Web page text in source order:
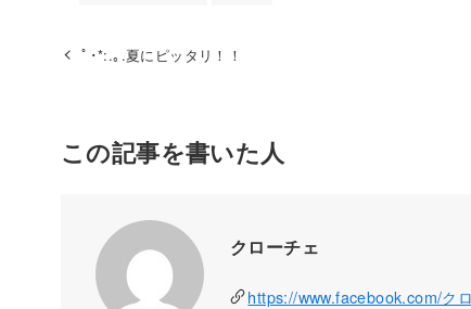
ﾟ･*:.｡.夏にピッタリ！！
この記事を書いた人
クローチェ
https://www.facebook.com/ク